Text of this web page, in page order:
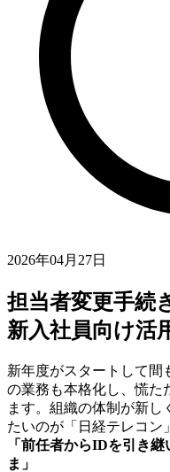
2026年04月27日
担当者変更手続
新入社員向け活
新年度がスタートして間
の業務も本格化し、慌た
ます。組織の体制が新し
たいのが「日経テレコン
「前任者からIDを引き
ま」